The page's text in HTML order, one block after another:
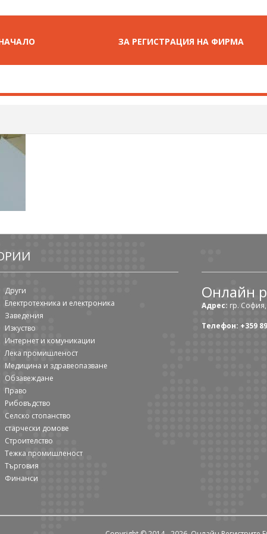
ЗА РЕГИСТРАЦИЯ НА ФИРМА
Други
Електротехника и електроника
Заведения
Изкуство
Интернет и комуникации
Лека промишленост
Медицина и здравеопазване
Обзавеждане
Право
Рибовъдство
Селско стопанство
старчески домове
Строителство
Тежка промишленост
Търговия
Финанси
Онлайн
Адрес: гр.
Телефон: +359